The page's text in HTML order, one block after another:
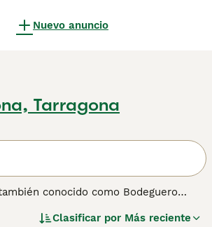
Nuevo anuncio
Tarragona
conocido como Bodeguero
un excelente compañero para
Clasificar por Más reciente